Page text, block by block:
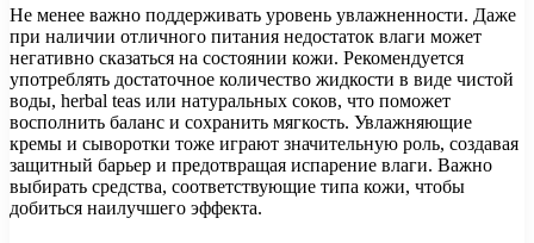
Не менее важно поддерживать уровень увлажненности. Даже
при наличии отличного питания недостаток влаги может
негативно сказаться на состоянии кожи. Рекомендуется
употреблять достаточное количество жидкости в виде чистой
воды, herbal teas или натуральных соков, что поможет
восполнить баланс и сохранить мягкость. Увлажняющие
кремы и сыворотки тоже играют значительную роль, создавая
защитный барьер и предотвращая испарение влаги. Важно
выбирать средства, соответствующие типа кожи, чтобы
добиться наилучшего эффекта.